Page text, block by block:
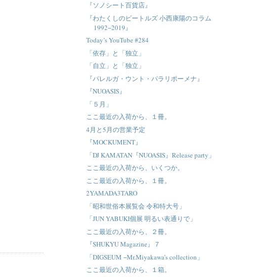
『ソノシート百貨店』
『わたくしのビートルズ 小西康陽のコラム
1992−2019』
Today’s YouTube #284
「依存」と「独立」
「自立」と「独立」
『パレルガ・ウント・パラリポーメナ』
『NUOASIS』
「５月」
ここ最近の入荷から、１冊。
4月と5月の営業予定
『MOCKUMENT』
「DJ KAMATAN『NUOASIS』Release party」
ここ最近の入荷から、いくつか。
ここ最近の入荷から、１冊。
2YAMADA3TARO
「昭和世俗本展覧会 令和特大号」
「JUN YABUKI個展 明るい表通りで」
ここ最近の入荷から、２冊。
『SHUKYU Magazine』７
「DIGSEUM −Mr.Miyakawa’s collection」
ここ最近の入荷から、１箱。